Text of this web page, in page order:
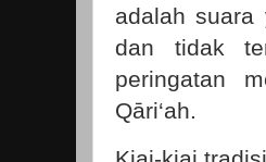
adalah suara
dan tidak
peringatan
Qāri‘ah.